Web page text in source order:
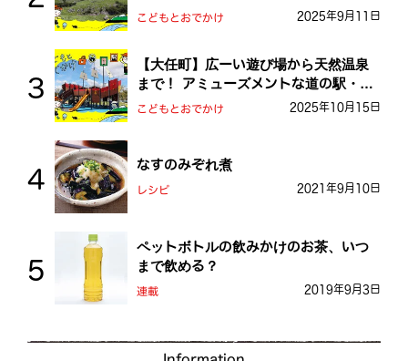
を探検しよう！
こどもとおでかけ 2025年9月11日
【大任町】広ーい遊び場から天然温泉
まで！ アミューズメントな道の駅・お
おとう桜街道
こどもとおでかけ 2025年10月15日
なすのみぞれ煮
レシピ 2021年9月10日
ペットボトルの飲みかけのお茶、いつ
まで飲める？
連載 2019年9月3日